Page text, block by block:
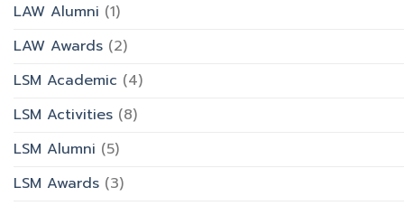
LAW Alumni (1)
LAW Awards (2)
LSM Academic (4)
LSM Activities (8)
LSM Alumni (5)
LSM Awards (3)